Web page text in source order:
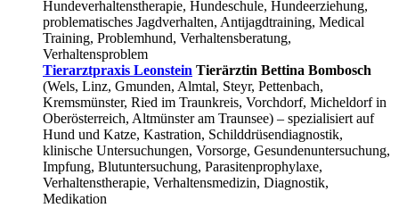
Hundeverhaltenstherapie, Hundeschule, Hundeerziehung,
problematisches Jagdverhalten, Antijagdtraining, Medical
Training, Problemhund, Verhaltensberatung,
Verhaltensproblem
Tierarztpraxis Leonstein Tierärztin Bettina Bombosch
(Wels, Linz, Gmunden, Almtal, Steyr, Pettenbach,
Kremsmünster, Ried im Traunkreis, Vorchdorf, Micheldorf in
Oberösterreich, Altmünster am Traunsee) – spezialisiert auf
Hund und Katze, Kastration, Schilddrüsendiagnostik,
klinische Untersuchungen, Vorsorge, Gesundenuntersuchung,
Impfung, Blutuntersuchung, Parasitenprophylaxe,
Verhaltenstherapie, Verhaltensmedizin, Diagnostik,
Medikation